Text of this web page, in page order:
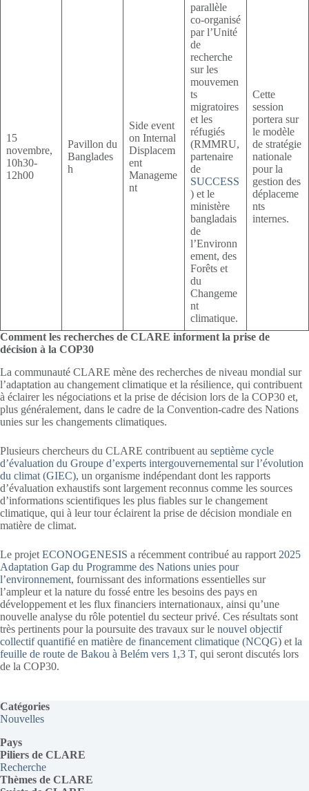
15
novembre,
10h30-
12h00
Pavillon du
Banglades
h
Side event
on Internal
Displacem
ent
Manageme
nt
parallèle
co-organisé
par l’Unité
de
recherche
sur les
mouvemen
ts
migratoires
et les
réfugiés
(RMMRU,
partenaire
de
SUCCESS
) et le
ministère
bangladais
de
l’Environn
ement, des
Forêts et
du
Changeme
nt
climatique.
Cette
session
portera sur
le modèle
de stratégie
nationale
pour la
gestion des
déplaceme
nts
internes.
Comment les recherches de CLARE informent la prise de
décision à la COP30
La communauté CLARE mène des recherches de niveau mondial sur
l’adaptation au changement climatique et la résilience, qui contribuent
à éclairer les négociations et la prise de décision lors de la COP30 et,
plus généralement, dans le cadre de la Convention-cadre des Nations
unies sur les changements climatiques.
Plusieurs chercheurs du CLARE contribuent au septième cycle
d’évaluation du Groupe d’experts intergouvernemental sur l’évolution
du climat (GIEC), un organisme indépendant dont les rapports
d’évaluation exhaustifs sont largement reconnus comme les sources
d’informations scientifiques les plus fiables sur le changement
climatique, qui à leur tour éclairent la prise de décision mondiale en
matière de climat.
Le projet ECONOGENESIS a récemment contribué au rapport 2025
Adaptation Gap du Programme des Nations unies pour
l’environnement, fournissant des informations essentielles sur
l’ampleur et la nature du fossé entre les besoins des pays en
développement et les flux financiers internationaux, ainsi qu’une
nouvelle analyse du rôle potentiel du secteur privé. Ces résultats sont
très pertinents pour la poursuite des travaux sur le nouvel objectif
collectif quantifié en matière de financement climatique (NCQG) et la
feuille de route de Bakou à Belém vers 1,3 T, qui seront discutés lors
de la COP30.
Catégories
Nouvelles
Pays
Piliers de CLARE
Recherche
Thèmes de CLARE